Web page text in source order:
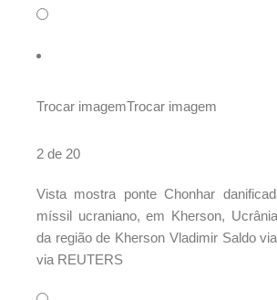
Trocar imagemTrocar imagem
2 de 20
Vista mostra ponte Chonhar
míssil ucraniano, em Kherson,
da região de Kherson Vladimir Saldo
via REUTERS